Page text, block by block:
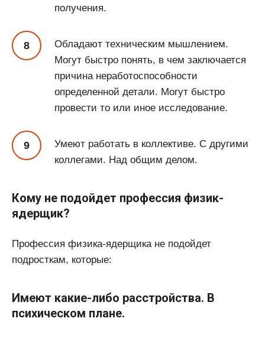
получения.
Обладают техническим мышлением.
Могут быстро понять, в чем заключается
причина неработоспособности
определенной детали. Могут быстро
провести то или иное исследование.
Умеют работать в коллективе. С другими
коллегами. Над общим делом.
Кому не подойдет профессия физик-
ядерщик?
Профессия физика-ядерщика не подойдет
подросткам, которые:
Имеют какие-либо расстройства. В
психическом плане.